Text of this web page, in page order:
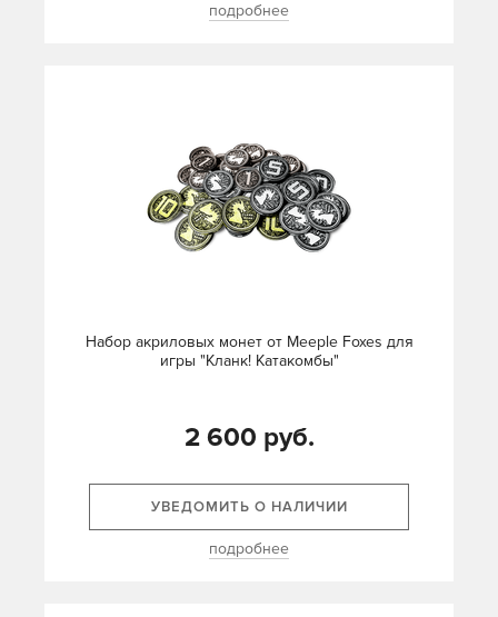
подробнее
Набор акриловых монет от Meeple Foxes для
игры "Кланк! Катакомбы"
2 600 руб.
УВЕДОМИТЬ О НАЛИЧИИ
подробнее